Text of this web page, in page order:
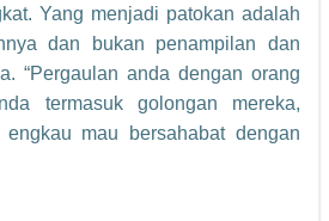
Yang menjadi patokan adalah
dan bukan penampilan dan
“Pergaulan anda dengan orang
termasuk golongan mereka,
engkau mau bersahabat dengan